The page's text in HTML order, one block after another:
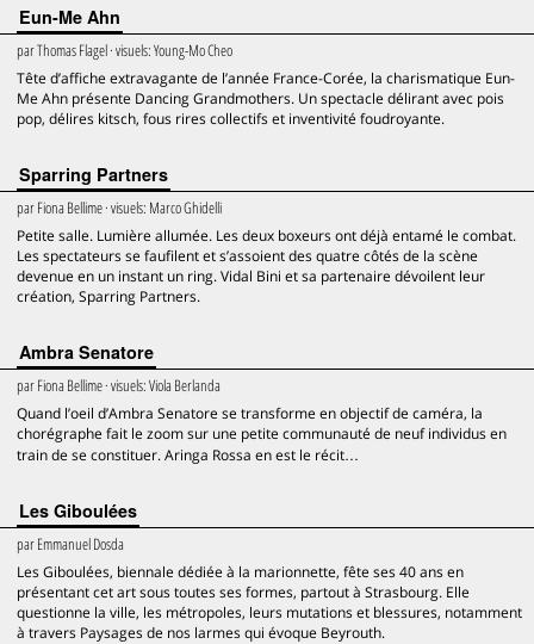
Eun-Me Ahn
parThomas Flagel· visuels:Young-Mo Cheo
Tête d’affiche extravagante de l’année France-Corée, la charismatique Eun-
Me Ahn présente Dancing Grandmothers. Un spectacle délirant avec pois
pop, délires kitsch, fous rires collectifs et inventivité foudroyante.
Sparring Partners
parFiona Bellime· visuels: Marco Ghidelli
Petite salle. Lumière allumée. Les deux boxeurs ont déjà entamé le combat.
Les spectateurs se faufilent et s’assoient des quatre côtés de la scène
devenue en un instant un ring. Vidal Bini et sa partenaire dévoilent leur
création, Sparring Partners.
Ambra Senatore
parFiona Bellime· visuels:Viola Berlanda
Quand l’oeil d’Ambra Senatore se transforme en objectif de caméra, la
chorégraphe fait le zoom sur une petite communauté de neuf individus en
train de se constituer. Aringa Rossa en est le récit…
Les Giboulées
parEmmanuel Dosda
Les Giboulées, biennale dédiée à la marionnette, fête ses 40 ans en
présentant cet art sous toutes ses formes, partout à Strasbourg. Elle
questionne la ville, les métropoles, leurs mutations et blessures, notamment
à travers Paysages de nos larmes qui évoque Beyrouth.